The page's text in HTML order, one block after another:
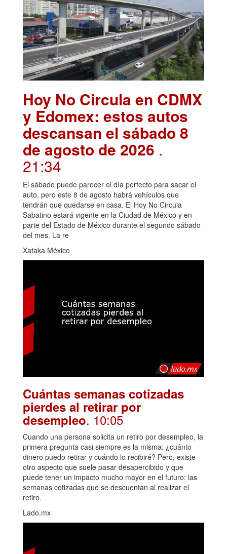
Hoy No Circula en CDMX
y Edomex: estos autos
descansan el sábado 8
de agosto de 2026 .
21:34
El sábado puede parecer el día perfecto para sacar el
auto, pero este 8 de agosto habrá vehículos que
tendrán que quedarse en casa. El Hoy No Circula
Sabatino estará vigente en la Ciudad de México y en
parte del Estado de México durante el segundo sábado
del mes. La re
Xataka México
Cuántas semanas cotizadas
pierdes al retirar por
desempleo. 10:05
Cuando una persona solicita un retiro por desempleo, la
primera pregunta casi siempre es la misma: ¿cuánto
dinero puedo retirar y cuándo lo recibiré? Pero, existe
otro aspecto que suele pasar desapercibido y que
puede tener un impacto mucho mayor en el futuro: las
semanas cotizadas que se descuentan al realizar el
retiro.
Lado.mx